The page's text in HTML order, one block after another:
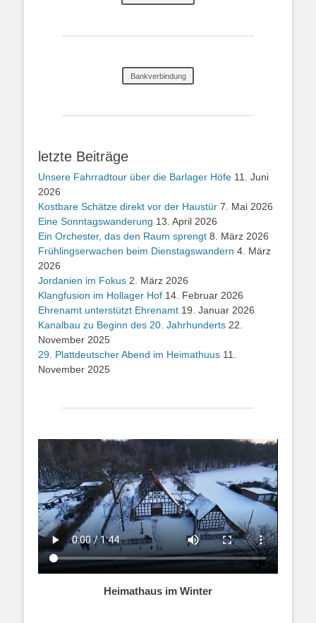
Bankverbindung
letzte Beiträge
Unsere Fahrradtour über die Barlager Höfe 11. Juni
2026
Kostbare Schätze direkt vor der Haustür 7. Mai 2026
Eine Sonntagswanderung 13. April 2026
Ein Orchester, das den Raum sprengt 8. März 2026
Frühlingserwachen beim Dienstagswandern 4. März
2026
Jordanien im Fokus 2. März 2026
Klangfusion im Hollager Hof 14. Februar 2026
Ehrenamt unterstützt Ehrenamt 19. Januar 2026
Kanalbau zu Beginn des 20. Jahrhunderts 22.
November 2025
29. Plattdeutscher Abend im Heimathuus 11.
November 2025
Heimathaus im Winter